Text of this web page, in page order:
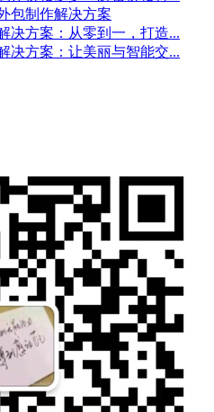
包制作解决方案
决方案：从零到一，打造...
决方案：让美丽与智能交...